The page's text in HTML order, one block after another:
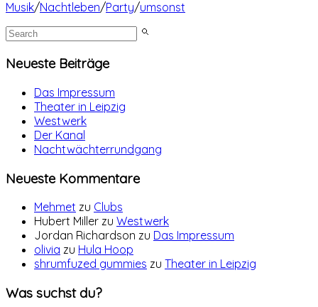
Musik/Nachtleben/Party/umsonst
Neueste Beiträge
Das Impressum
Theater in Leipzig
Westwerk
Der Kanal
Nachtwächterrundgang
Neueste Kommentare
Mehmet zu Clubs
Hubert Miller zu Westwerk
Jordan Richardson zu Das Impressum
olivia zu Hula Hoop
shrumfuzed gummies zu Theater in Leipzig
Was suchst du?